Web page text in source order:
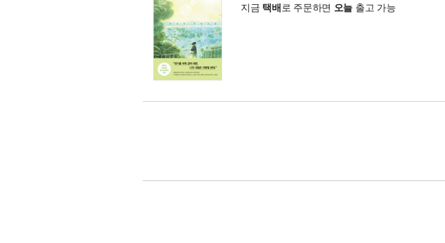
지금 택배로 주문하면 오늘 출고 가능